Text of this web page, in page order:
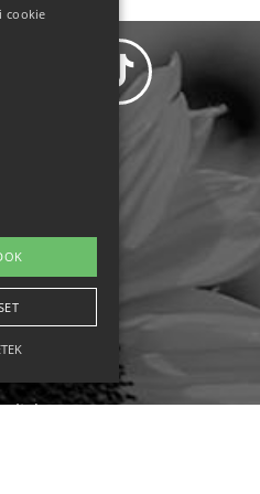
kapcsolat
cookie